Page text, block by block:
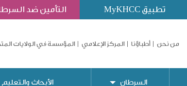
التأمين ضد تطبيق MyKHCC
من نحن أطباؤنا المركز الإعلامي المؤسسة في الولايات
السرطان الأبحاث والتعليم